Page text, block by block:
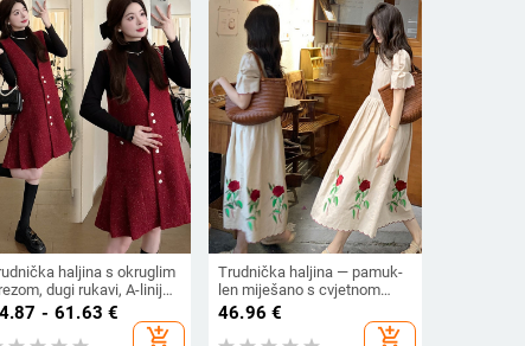
haljina s okruglim
dugi rukavi, A-linija,
duljina, proljeće 2025
- 61.63 €
add_shopping_cart
Trudnička haljina — pamuk-
len miješano s cvjetnom
vezom, visok struk, midi
duljina, okrugli ovratnik i 3/4
46.96 €
add_shopping_cart